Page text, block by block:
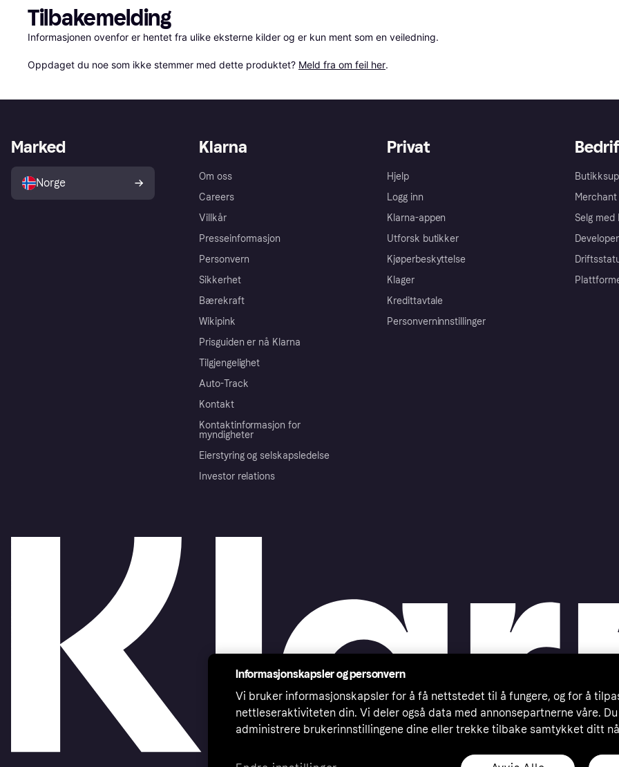
Tilbakemelding
Informasjonen ovenfor er hentet fra ulike eksterne kilder og er kun ment som en veiledning.
Oppdaget du noe som ikke stemmer med dette produktet? Meld fra om feil her.
Klarna
Om oss
Careers
Villkår
Presseinformasjon
Personvern
Sikkerhet
Bærekraft
Wikipink
Prisguiden er nå Klarna
Tilgjengelighet
Auto-Track
Kontakt
Kontaktinformasjon for
myndigheter
Eierstyring og selskapsledelse
Investor relations
Privat
Hjelp
Logg inn
Klarna-appen
Utforsk butikker
Kjøperbeskyttelse
Klager
Kredittavtale
Personverninnstillinger
Selg med
Marked
Norge
Informasjonskapsler og personvern
Vi bruker informasjonskapsler for å få nettstedet til å fungere, og for å
nettleseraktiviteten din. Vi deler også data med annonsepartnerne våre.
administrere brukerinnstillingene dine eller trekke tilbake samtykket ditt